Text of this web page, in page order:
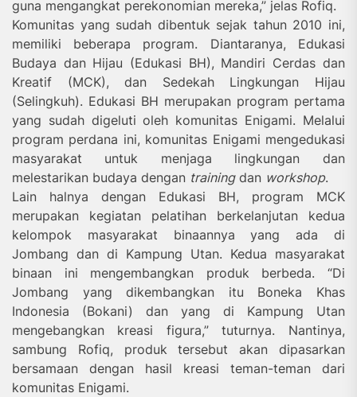
guna mengangkat perekonomian mereka,” jelas Rofiq.
Komunitas yang sudah dibentuk sejak tahun 2010 ini,
memiliki beberapa program. Diantaranya, Edukasi
Budaya dan Hijau (Edukasi BH), Mandiri Cerdas dan
Kreatif (MCK), dan Sedekah Lingkungan Hijau
(Selingkuh). Edukasi BH merupakan program pertama
yang sudah digeluti oleh komunitas Enigami. Melalui
program perdana ini, komunitas Enigami mengedukasi
masyarakat untuk menjaga lingkungan dan
melestarikan budaya dengan trainingdan workshop.
Lain halnya dengan Edukasi BH, program MCK
merupakan kegiatan pelatihan berkelanjutan kedua
kelompok masyarakat binaannya yang ada di
Jombang dan di Kampung Utan. Kedua masyarakat
binaan ini mengembangkan produk berbeda. “Di
Jombang yang dikembangkan itu Boneka Khas
Indonesia (Bokani) dan yang di Kampung Utan
mengebangkan kreasi figura,” tuturnya. Nantinya,
sambung Rofiq, produk tersebut akan dipasarkan
bersamaan dengan hasil kreasi teman-teman dari
komunitas Enigami.